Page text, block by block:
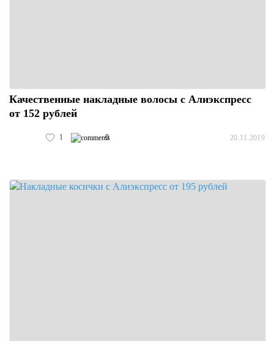
Качественные накладные волосы с Алиэкспресс
от 152 рублей
1 0 20.11.2019